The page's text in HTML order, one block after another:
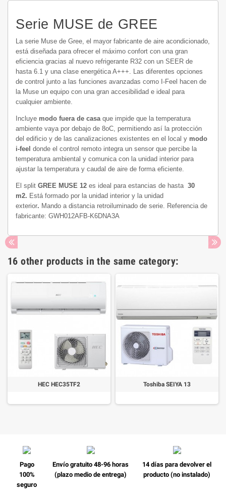
Serie MUSE de GREE
La serie Muse de Gree, el mayor fabricante de aire acondicionado,
está diseñada para ofrecer el máximo confort con una gran
eficiencia gracias al nuevo refrigerante R32 con un SEER de
hasta 6.1 y una clase energética A+++. Las diferentes opciones
de control junto a las funciones avanzadas como I-Feel hacen de
la Muse un equipo con una gran accesibilidad e ideal para
cualquier ambiente.
Incluye modo fuera de casaque impide que la temperatura
ambiente vaya por debajo de 8oC, permitiendo así la protección
del edificio y de las canalizaciones existentes en el local y modo
i-feel donde el control remoto integra un sensor que percibe la
temperatura ambiental y comunica con la unidad interior para
ajustar la temperatura y caudal de aire de forma eficiente.
El split GREE MUSE 12 es ideal para estancias de hasta 30
m2. Está formado por la unidad interior y la unidad
exterior. Mando a distancia retroiluminado de serie. Referencia de
fabricante: GWH012AFB-K6DNA3A
16 other products in the same category:
HEC HEC35TF2 Toshiba SEIYA 13
Pago
100%
seguro
Envío gratuito 48-96 horas
(plazo medio de entrega)
14 días para devolver el
producto (no instalado)